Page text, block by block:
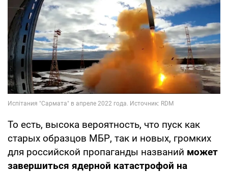
То есть, высока вероятность, что пуск как
старых образцов МБР, так и новых, громких
для российской пропаганды названий может
завершиться ядерной катастрофой на